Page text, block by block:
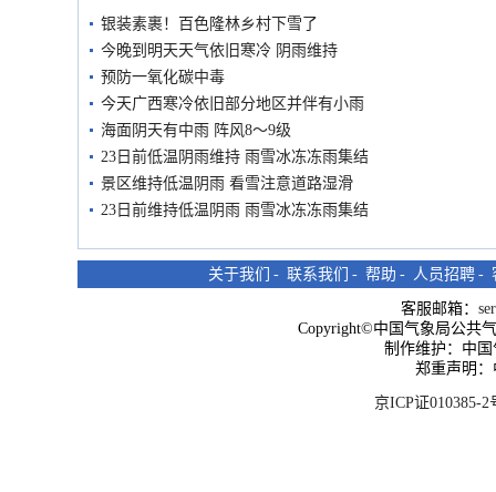
银装素裹！百色隆林乡村下雪了
今晚到明天天气依旧寒冷 阴雨维持
预防一氧化碳中毒
今天广西寒冷依旧部分地区并伴有小雨
海面阴天有中雨 阵风8～9级
23日前低温阴雨维持 雨雪冰冻冻雨集结
景区维持低温阴雨 看雪注意道路湿滑
23日前维持低温阴雨 雨雪冰冻冻雨集结
关于我们 - 联系我们 - 帮助 - 人员招聘 -
客服邮箱：
Copyright©中国气象局公共
制作维护：中
郑重声明
京ICP证010385-2